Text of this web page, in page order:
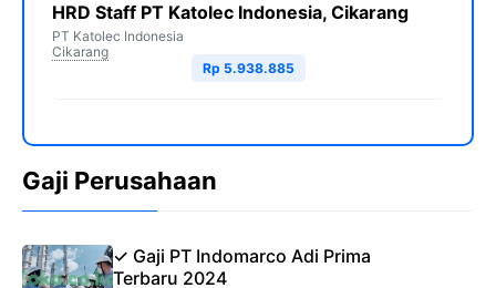
HRD Staff PT Katolec Indonesia, Cikarang
PT Katolec Indonesia
Cikarang
Rp 5.938.885
Gaji Perusahaan
✓ Gaji PT Indomarco Adi Prima
Terbaru 2024